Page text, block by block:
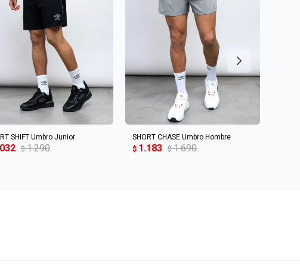
SHIFT Umbro Junior
$ 1.290
AGREGAR AL CARRITO
SHORT CHASE Umbro Hombre
$ 1.183 $ 1.690
AGREGAR AL CARRITO